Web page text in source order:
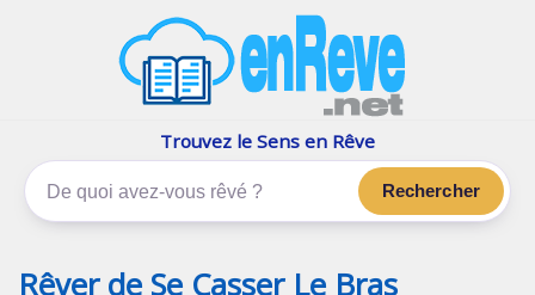
Les rêves, c'est plus que çaTrouvez le Sens en Rêve
Rechercher
Rêver de Se Casser Le Bras